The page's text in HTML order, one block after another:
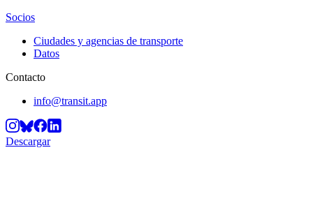
Socios
Ciudades y agencias de transporte
Datos
Contacto
info@transit.app
Descargar